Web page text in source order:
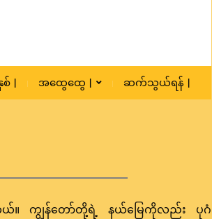
| အထွေထွေ | ဆက်သွယ်ရန် |
တယ်။ ကျွန်တော်တို့ရဲ့ နယ်မြေကိုလည်း ပုဂံ